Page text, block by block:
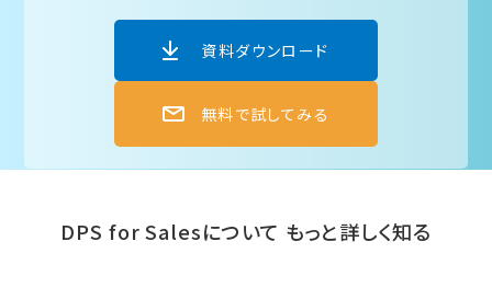
資料ダウンロード
無料で試してみる
DPS for Salesについて もっと詳しく知る